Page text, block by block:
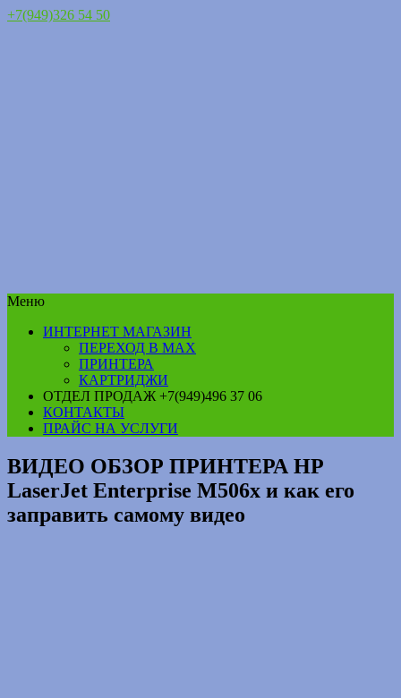
+7(949)326 54 50
Меню
ИНТЕРНЕТ МАГАЗИН
ПЕРЕХОД В MAX
ПРИНТЕРА
КАРТРИДЖИ
ОТДЕЛ ПРОДАЖ +7(949)496 37 06
КОНТАКТЫ
ПРАЙС НА УСЛУГИ
ВИДЕО ОБЗОР ПРИНТЕРА HP
LaserJet Enterprise M506x и как его
заправить самому видео